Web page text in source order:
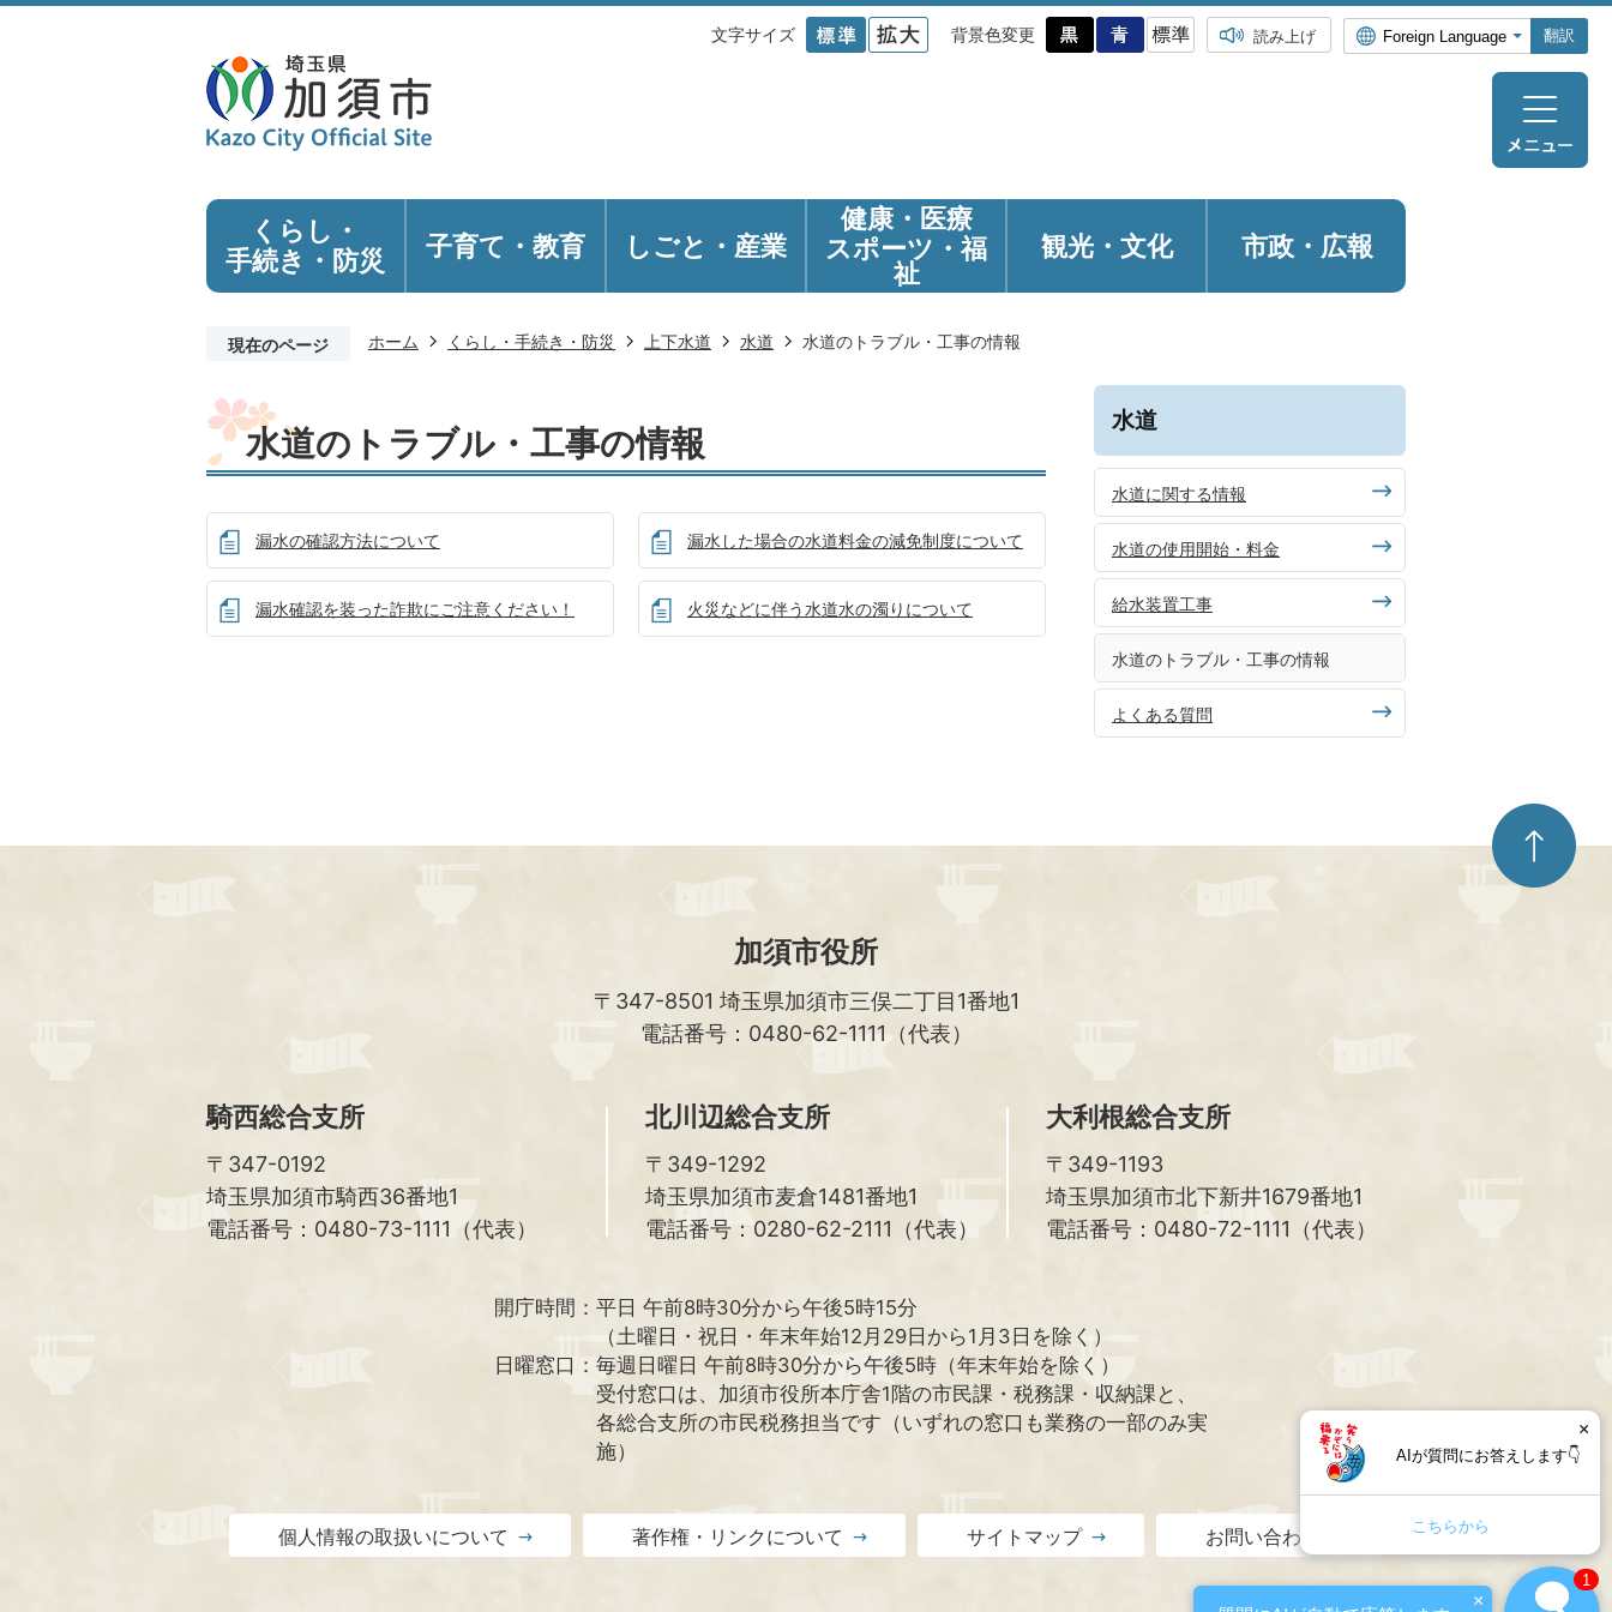
文字サイズ 背景色変更 読み上げ 翻訳
くらし・
手続き ・防災 子育て・教育 しごと・産業
健康・医療
スポーツ・福
祉
観光・ 文化 市政・広報
現在のページ ホーム くらし・手続き・防災 上下水道 水道 水道のトラブル・工事の情報
水道のトラブル・工事の情報
漏水の確認方法について 漏水した場合の水道料金の減免制度について
漏水確認を装った詐欺にご注意ください！ 火災などに伴う水道水の濁りについて
水道
水道に関する情報
水道の使用開始・料金
給水装置工事
水道のトラブル・工事の情報
よくある質問
ペ
ー
ジ
加須市役所
〒347-8501 埼玉県加須市三俣二丁目1番地1
電話番号：0480-62-1111（代表）
騎西総合支所
〒347-0192
埼玉県加須市騎西36番地1
電話番号：0480-73-1111（代表）
北川辺総合支所
〒349-1292
埼玉県加須市麦倉1481番地1
電話番号：0280-62-2111（代表）
大利根総合支所
〒349-1193
埼玉県加須市北下新井1679番地1
電話番号：0480-72-1111（代表）
開庁時間： 平日 午前8時30分から午後5時15分
（土曜日・祝日・年末年始12月29日から1月3日を除く）
日曜窓口： 毎週日曜日 午前8時30分から午後5時（年末年始を除く）
受付窓口は、加須市役所本庁舎1階の市民課・税務課・収納課と、
各総合支所の市民税務担当です（いずれの窓口も業務の一部のみ実
施）
個人情報の取扱いについて 著作権・リンクについて サイトマップ お問い合わせ
AIが質問にお答えします👇
こちらから
×
×
1